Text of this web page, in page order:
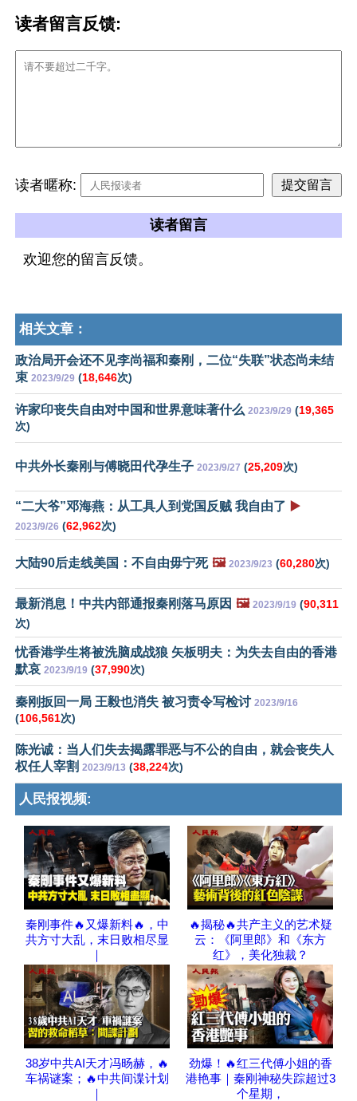
读者留言反馈:
读者暱称:
读者留言
欢迎您的留言反馈。
相关文章：
政治局开会还不见李尚福和秦刚，二位“失联”状态尚未结
束 2023/9/29 (18,646次)
许家印丧失自由对中国和世界意味著什么 2023/9/29 (19,365
次)
中共外长秦刚与傅晓田代孕生子 2023/9/27 (25,209次)
“二大爷”邓海燕：从工具人到党国反贼 我自由了 ▶️
2023/9/26 (62,962次)
大陆90后走线美国：不自由毋宁死 🖼️ 2023/9/23 (60,280次)
最新消息！中共内部通报秦刚落马原因 🖼️ 2023/9/19 (90,311
次)
忧香港学生将被洗脑成战狼 矢板明夫：为失去自由的香港
默哀 2023/9/19 (37,990次)
秦刚扳回一局 王毅也消失 被习责令写检讨 2023/9/16
(106,561次)
陈光诚：当人们失去揭露罪恶与不公的自由，就会丧失人
权任人宰割 2023/9/13 (38,224次)
人民报视频:
秦刚事件🔥又爆新料🔥，中
共方寸大乱，末日败相尽显
｜
🔥揭秘🔥共产主义的艺术疑
云：《阿里郎》和《东方
红》，美化独裁？
38岁中共AI天才冯旸赫，🔥
车祸谜案；🔥中共间谍计划
｜
劲爆！🔥红三代傅小姐的香
港艳事｜秦刚神秘失踪超过3
个星期，